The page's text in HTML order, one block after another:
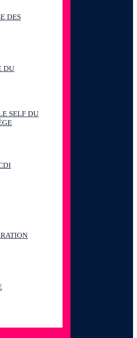
DES
DU
SELF DU